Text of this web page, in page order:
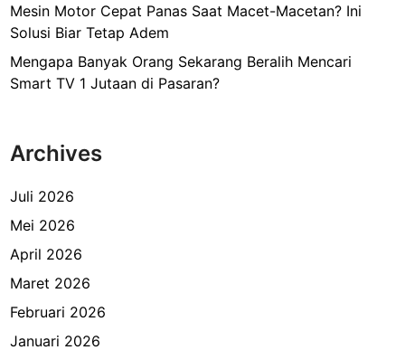
Mesin Motor Cepat Panas Saat Macet-Macetan? Ini
Solusi Biar Tetap Adem
Mengapa Banyak Orang Sekarang Beralih Mencari
Smart TV 1 Jutaan di Pasaran?
Archives
Juli 2026
Mei 2026
April 2026
Maret 2026
Februari 2026
Januari 2026